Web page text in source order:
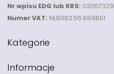
Nr wpisu EDG lub KRS: 02067329
Numer VAT: NL8082.56.889B01
Kategorie
Informacje